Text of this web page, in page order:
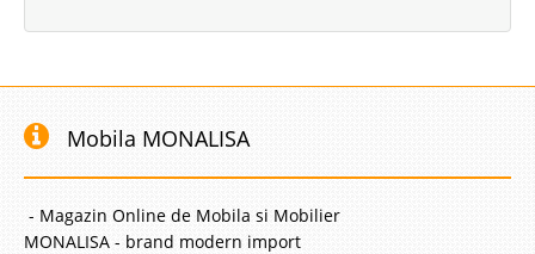
Mobila MONALISA
- Magazin Online de Mobila si Mobilier
MONALISA - brand modern import